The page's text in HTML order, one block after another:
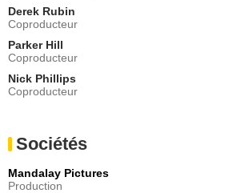
Derek Rubin
Coproducteur
Parker Hill
Coproducteur
Nick Phillips
Coproducteur
Sociétés
Mandalay Pictures
Production